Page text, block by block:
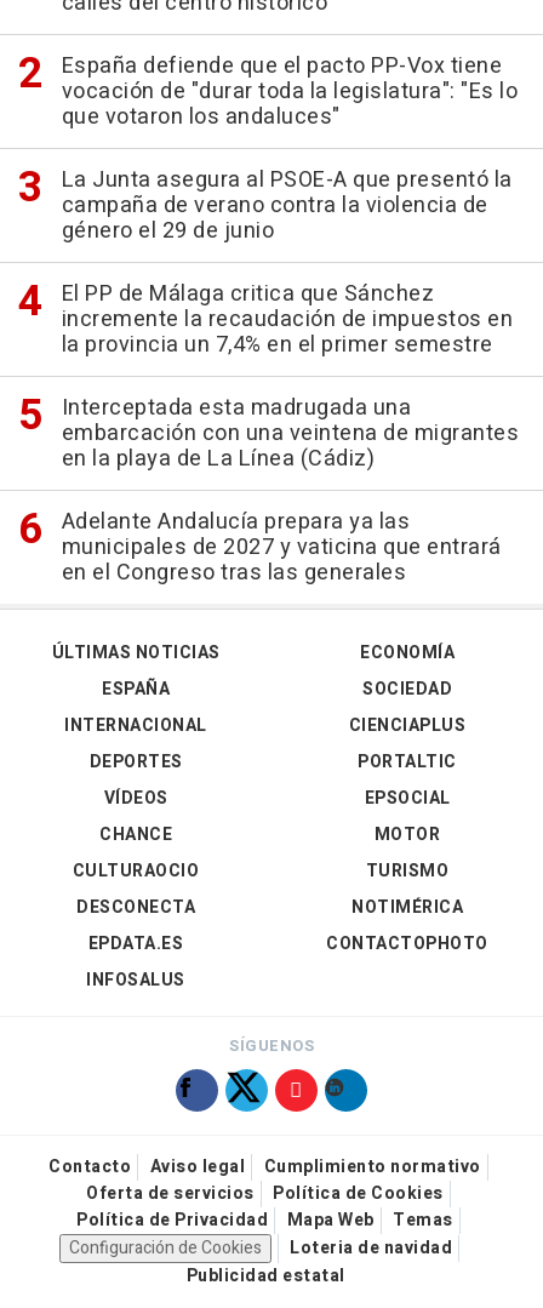
España defiende que el pacto PP-Vox tiene
vocación de "durar toda la legislatura": "Es lo
que votaron los andaluces"
La Junta asegura al PSOE-A que presentó la
campaña de verano contra la violencia de
género el 29 de junio
El PP de Málaga critica que Sánchez
incremente la recaudación de impuestos en
la provincia un 7,4% en el primer semestre
Interceptada esta madrugada una
embarcación con una veintena de migrantes
en la playa de La Línea (Cádiz)
Adelante Andalucía prepara ya las
municipales de 2027 y vaticina que entrará
en el Congreso tras las generales
ÚLTIMAS NOTICIAS
ESPAÑA
INTERNACIONAL
DEPORTES
VÍDEOS
ECONOMÍA
SOCIEDAD
CIENCIAPLUS
PORTALTIC
EPSOCIAL
CHANCE
CULTURAOCIO
DESCONECTA
EPDATA.ES
INFOSALUS
MOTOR
TURISMO
NOTIMÉRICA
CONTACTOPHOTO
SÍGUENOS
Contacto Aviso legal
Cumplimiento normativo
Oferta de servicios
Política de Cookies
Política de Privacidad
Mapa Web
Temas
Configuración de Cookies
Loteria de navidad
Publicidad estatal